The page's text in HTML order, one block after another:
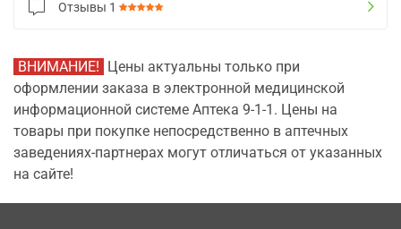
Отзывы 1
ВНИМАНИЕ! Цены актуальны только при
оформлении заказа в электронной медицинской
информационной системе Аптека 9-1-1. Цены на
товары при покупке непосредственно в аптечных
заведениях-партнерах могут отличаться от указанных
на сайте!